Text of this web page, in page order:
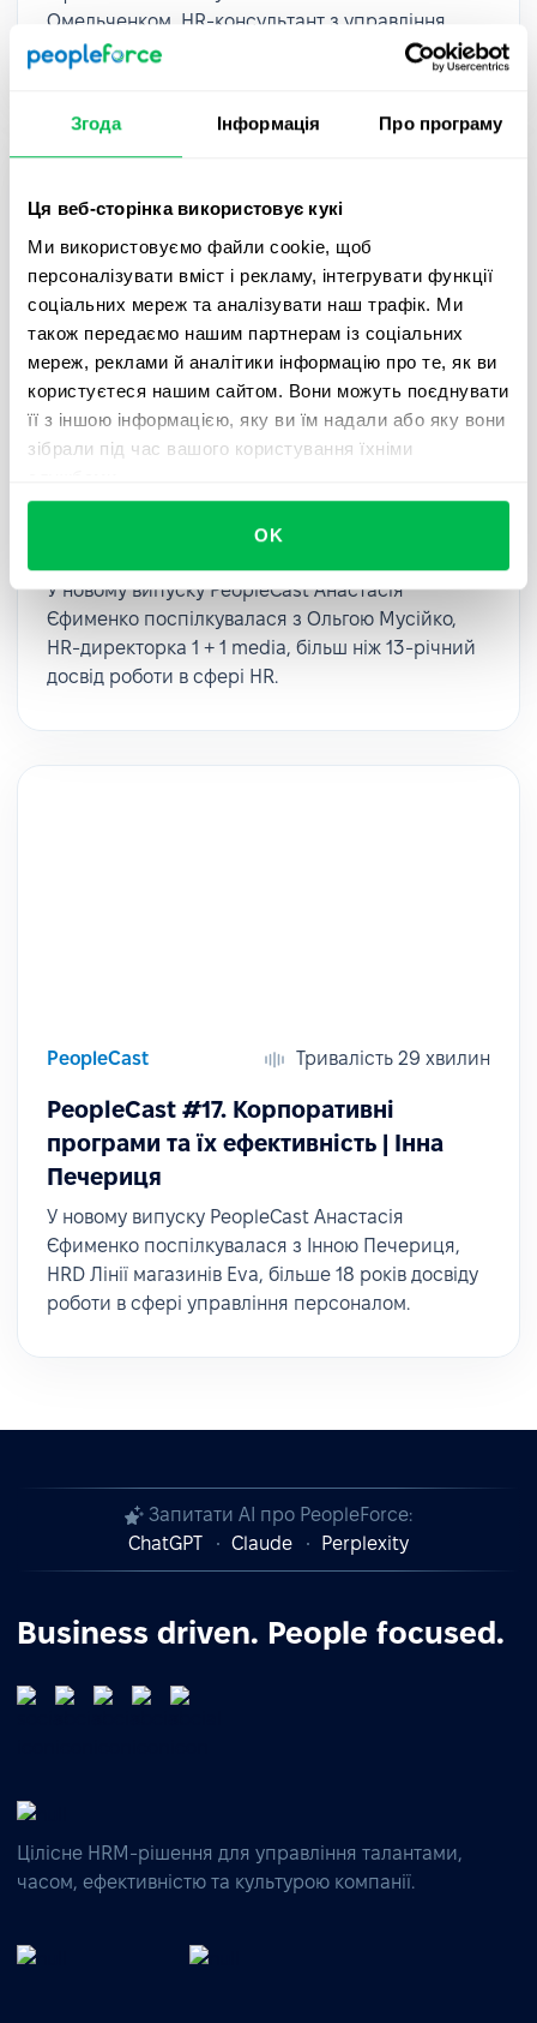
Згода Інформація Про програму
Ця веб-сторінка використовує кукі
Ми використовуємо файли cookie, щоб
персоналізувати вміст і рекламу, інтегрувати функції
соціальних мереж та аналізувати наш трафік. Ми
також передаємо нашим партнерам із соціальних
мереж, реклами й аналітики інформацію про те, як ви
користуєтеся нашим сайтом. Вони можуть поєднувати
її з іншою інформацією, яку ви їм надали або яку вони
зібрали під час вашого користування їхніми
OK
Омельченком, HR-консультант з управління
талантами та корпоративною культурою.
PeopleCast Тривалість 24 хвилини
У новому випуску PeopleCast Анастасія
Єфименко поспілкувалася з Ольгою Мусійко,
HR-директорка 1 + 1 media, більш ніж 13-річний
досвід роботи в сфері HR.
PeopleCast Тривалість 29 хвилин
PeopleCast #17. Корпоративні
програми та їх ефективність | Інна
Печериця
У новому випуску PeopleCast Анастасія
Єфименко поспілкувалася з Інною Печериця,
HRD Лінії магазинів Eva, більше 18 років досвіду
роботи в сфері управління персоналом.
Запитати AI про PeopleForce:
ChatGPT
Claude Perplexity
Business driven. People focused.
Цілісне HRM-рішення для управління талантами,
часом, ефективністю та культурою компанії.